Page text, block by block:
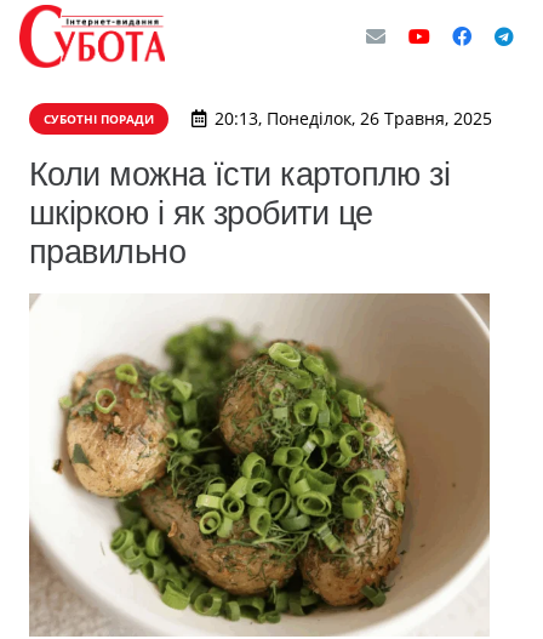
СУБОТНІ ПОРАДИ 20:13, Понеділок, 26 Травня, 2025
Коли можна їсти картоплю зі
шкіркою і як зробити це
правильно